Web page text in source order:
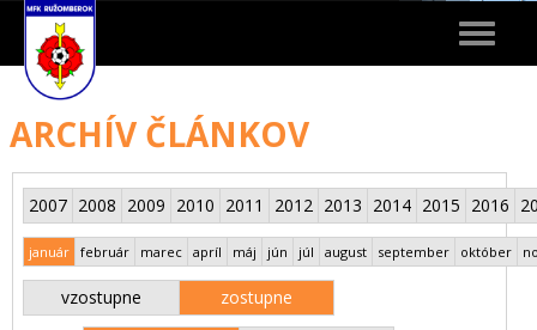
Toggle
ARCHÍV ČLÁNKOV
2007 2008 2009 2010 2011 2012 2013 2014 2015 2016
január február marec apríl máj jún júl august september október
vzostupne zostupne